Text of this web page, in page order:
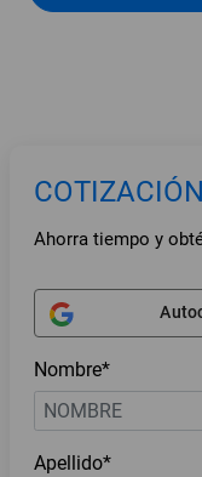
Ahorra tiempo y
Nombre*
Apellido*